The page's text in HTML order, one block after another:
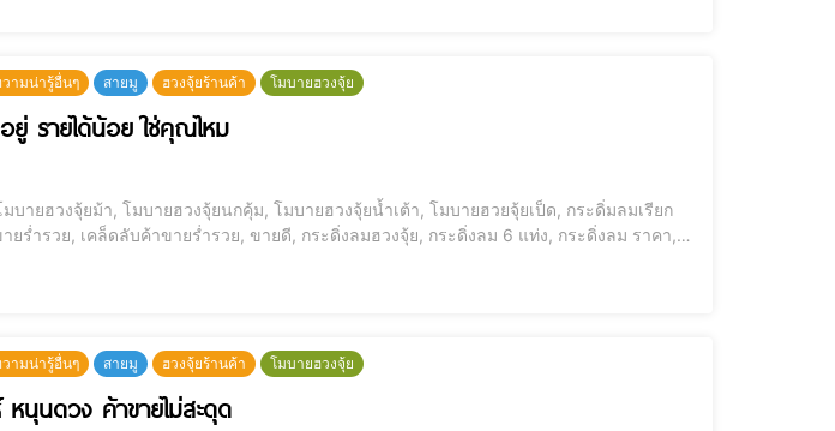
ามน่ารู้อื่นๆ สายมู ฮวงจุ้ยร้านค้า โมบายฮวงจุ้ย
อยู่ รายได้น้อย ใช่คุณไหม
บายฮวงจุ้ยม้า, โมบายฮวงจุ้ยนกคุ้ม, โมบายฮวงจุ้ยน้ำเต้า, โมบายฮวยจุ้ยเป็ด, กระดิ่มลมเรียก
ยร่ำรวย, เคล็ดลับค้าขายร่ำรวย, ขายดี, กระดิ่งลมฮวงจุ้ย, กระดิ่งลม 6 แท่ง, กระดิ่งลม ราคา,
ามน่ารู้อื่นๆ สายมู ฮวงจุ้ยร้านค้า โมบายฮวงจุ้ย
หนุนดวง ค้าขายไม่สะดุด